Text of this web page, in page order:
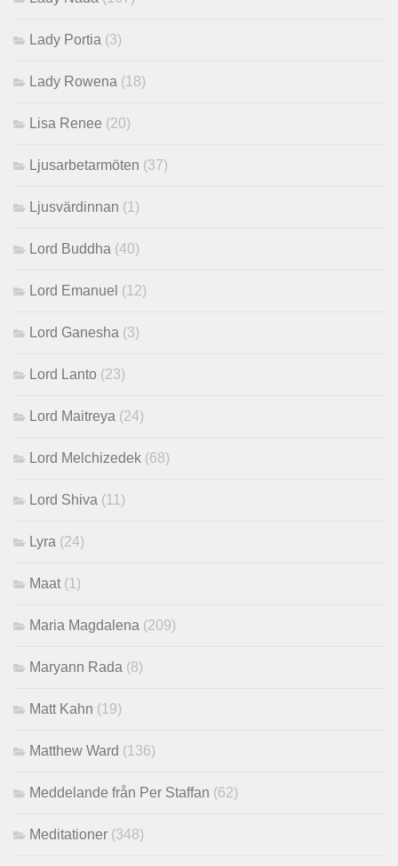
Lady Portia (3)
Lady Rowena (18)
Lisa Renee (20)
Ljusarbetarmöten (37)
Ljusvärdinnan (1)
Lord Buddha (40)
Lord Emanuel (12)
Lord Ganesha (3)
Lord Lanto (23)
Lord Maitreya (24)
Lord Melchizedek (68)
Lord Shiva (11)
Lyra (24)
Maat (1)
Maria Magdalena (209)
Maryann Rada (8)
Matt Kahn (19)
Matthew Ward (136)
Meddelande från Per Staffan (62)
Meditationer (348)